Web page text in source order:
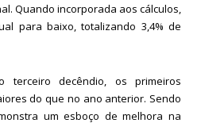
Quando incorporada aos cálculos,
para baixo, totalizando 3,4% de
terceiro decêndio, os primeiros
do que no ano anterior. Sendo
um esboço de melhora na